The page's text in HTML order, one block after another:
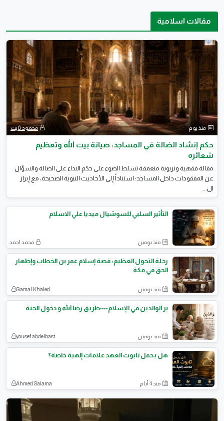
مقالات اسلامية
منذ يوم محمود ثابت
حكم إنشاد الضالة في المساجد: صيانة بيت الله وتعظيم
شعائره
​مقالة فقهية وتربوية متعمقة تسلط الضوء على حكم النداء على الضالة والسؤال
عن المفقودات داخل المساجد؛ استناداً إلى الأحاديث النبوية الصحيحة، مع إبراز
ال...
التأثير السلبي للسوشيال ميديا علي الاسلام
منذ يومين محمد احمد
رحلة التحول العظيم: قصة إسلام عمر بن الخطاب وإظهار
الحق في مكة
منذ يومين Gamal Khaled
بر الوالدين في الإسلام٠٠٠٠طريق رضا الله و دخول الجنة
منذ يومين yousef abdelbast
هل يحمل تابوت العهد علامات إلهية خاصة؟
منذ 4 أيام Ahmed Salama